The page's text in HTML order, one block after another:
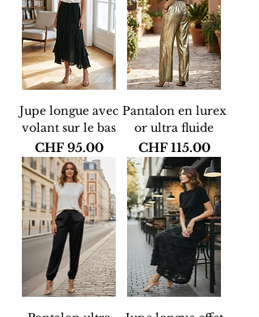
Jupe longue avec
volant sur le bas
Price
CHF 95.00
Pantalon en lurex
or ultra fluide
Price
CHF 115.00